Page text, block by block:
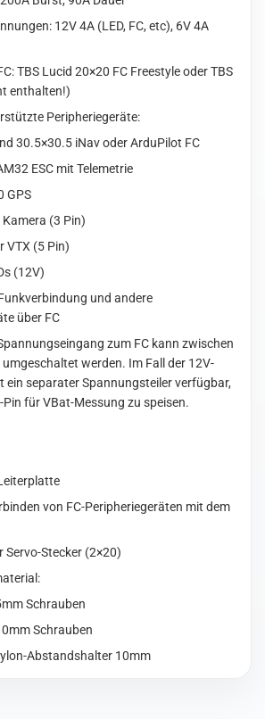
12V 4A (LED, FC, etc), 6V 4A
TBS Lucid 20×20 FC Freestyle oder TBS
enthalten!)
Peripheriegeräte:
30.5×30.5 iNav oder ArduPilot FC
ESC mit Telemetrie
GPS
(3 Pin)
VTX (5 Pin)
(12V)
und andere
über FC
zum FC kann zwischen
werden. Im Fall der 12V-
ein separater Spannungsteiler verfügbar,
Pin für VBat-Messung zu speisen.
von FC-Peripheriegeräten mit dem
Servo-Stecker (2×20)
Schrauben
Schrauben
Abstandshalter 10mm